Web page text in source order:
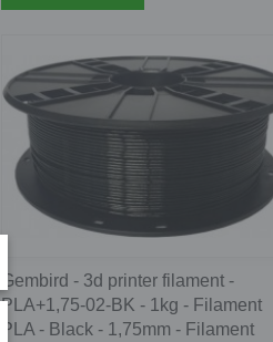
Gembird - 3d printer filament -
PLA+1,75-02-BK - 1kg - Filament
PLA - Black - 1,75mm - Filament